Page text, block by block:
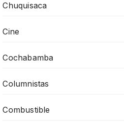
Chuquisaca
Cine
Cochabamba
Columnistas
Combustible